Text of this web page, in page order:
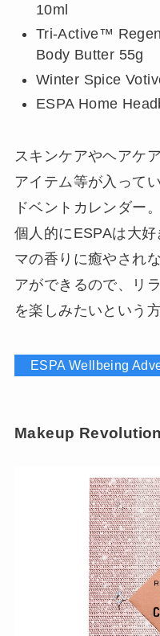
10ml
Tri-Active™
Body Butter 55g
Winter Spice
ESPA Home
スキンケアやヘアケ
アイテム等が入って
ドベントカレンダー。
個人的にESPAは大
マの香りに癒やされ
アができるので、リ
を楽しみたいという
ESPA Wellbeing
Makeup